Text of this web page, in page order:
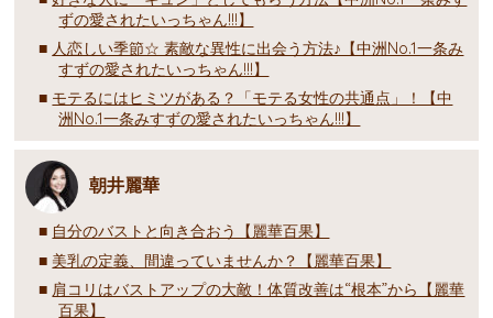
ずの愛されたいっちゃん!!!】
人恋しい季節☆ 素敵な異性に出会う方法♪【中洲No.1一条み
すずの愛されたいっちゃん!!!】
モテるにはヒミツがある？「モテる女性の共通点」！【中
洲No.1一条みすずの愛されたいっちゃん!!!】
朝井麗華
自分のバストと向き合おう【麗華百果】
美乳の定義、間違っていませんか？【麗華百果】
肩コリはバストアップの大敵！体質改善は“根本”から【麗華
百果】